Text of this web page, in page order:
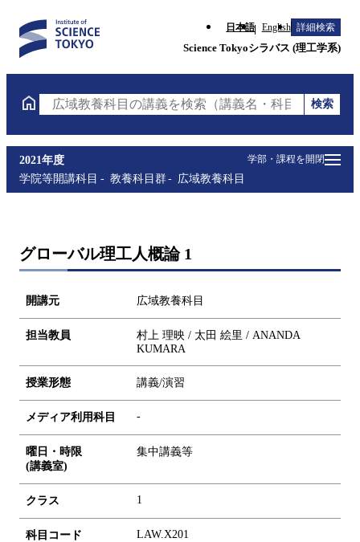
日本語 English 詳細検索
Science Tokyoシラバス (理工学系)
広域教養科目の講義を検索（講義名・科目コード・担
検索
学部・課程を開閉
2021年度
学院等開講科目
教養科目群 広域教養科目
グローバル理工人概論 1
開講元 広域教養科目
担当教員
村上 理映 / 太田 絵里 / ANANDA
KUMARA
授業形態 講義/演習
メディア利用科目 -
曜日・時限
(講義室)
集中講義等
クラス 1
科目コード LAW.X201